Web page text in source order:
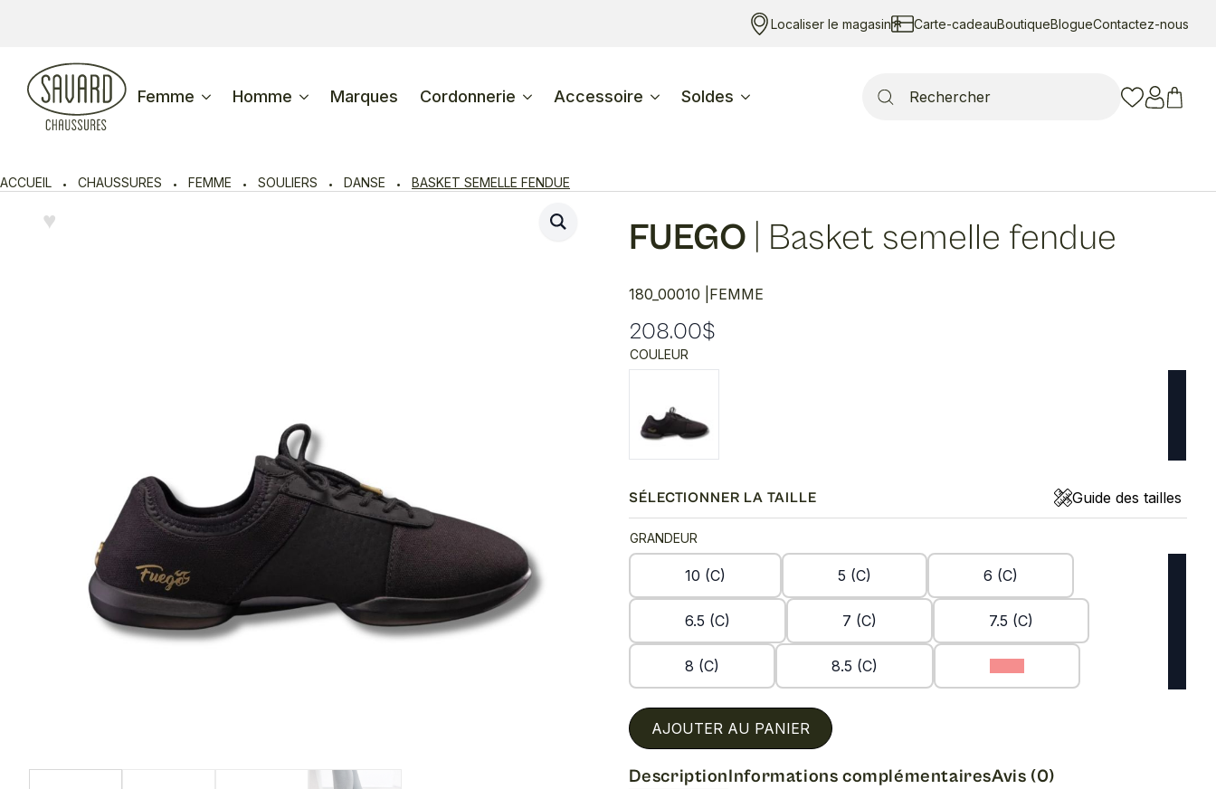
Localiser le magasin Carte-cadeauBoutiqueBlogueContactez-nous
Femme Homme Marques Cordonnerie Accessoire Soldes
for:
ACCUEIL CHAUSSURES FEMME SOULIERS DANSE BASKET SEMELLE FENDUE
♥︎ FUEGO Basket semelle fendue
180_00010 | FEMME
208.00$
COULEUR
SÉLECTIONNER LA TAILLE Guide des tailles
GRANDEUR
10 (C) 5 (C) 6 (C)
6.5 (C) 7 (C) 7.5 (C)
8 (C) 8.5 (C)
AJOUTER AU PANIER
DescriptionInformations complémentairesAvis (0)